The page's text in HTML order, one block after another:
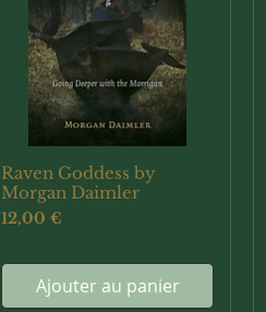
Aperçu rapide
Raven Goddess by
Morgan Daimler
Prix
12,00 €
Ajouter au panier